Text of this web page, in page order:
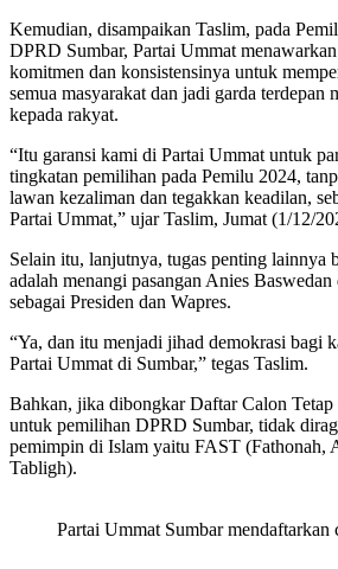
Kemudian, disampaikan Taslim, pada
DPRD Sumbar, Partai Ummat
komitmen dan konsistensinya untuk
semua masyarakat dan jadi garda terdepan
kepada rakyat.
“Itu garansi kami di Partai Ummat untuk
tingkatan pemilihan pada Pemilu 2024,
lawan kezaliman dan tegakkan keadilan,
Partai Ummat,” ujar Taslim, Jumat (1/12/
Selain itu, lanjutnya, tugas penting lainnya
adalah menangi pasangan Anies
sebagai Presiden dan Wapres.
“Ya, dan itu menjadi jihad demokrasi bagi
Partai Ummat di Sumbar,” tegas Taslim.
Bahkan, jika dibongkar Daftar Calon
untuk pemilihan DPRD Sumbar, tidak
pemimpin di Islam yaitu FAST (Fathonah,
Tabligh).
Partai Ummat Sumbar